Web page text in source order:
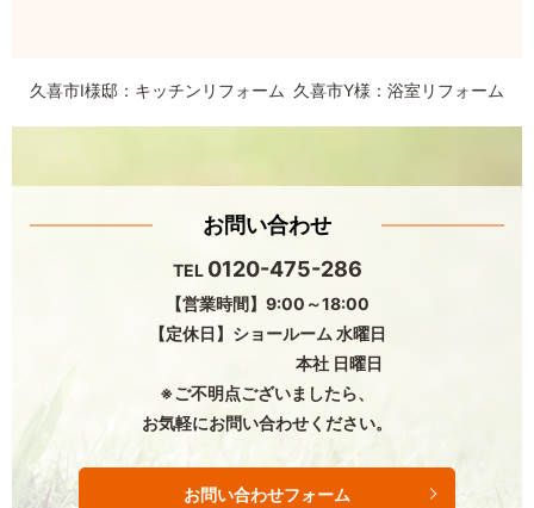
久喜市I様邸：キッチンリフォーム 久喜市Y様：浴室リフォーム
お問い合わせ
TEL 0120-475-286
【営業時間】9:00～18:00
【定休日】ショールーム 水曜日
本社 日曜日
※ご不明点ございましたら、
お気軽にお問い合わせください。
お問い合わせフォーム